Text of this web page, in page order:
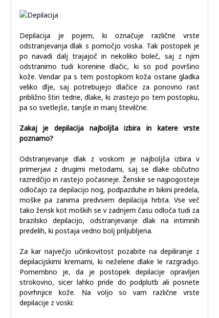
Depilacija je pojem, ki označuje različne vrste
odstranjevanja dlak s pomočjo voska. Tak postopek je
po navadi dalj trajajoč in nekoliko boleč, saj z njim
odstranimo tudi korenine dlačic, ki so pod površino
kože. Vendar pa s tem postopkom koža ostane gladka
veliko dlje, saj potrebujejo dlačice za ponovno rast
približno štiri tedne, dlake, ki zrastejo po tem postopku,
pa so svetlejše, tanjše in manj številčne.
Zakaj je depilacija najboljša izbira in katere vrste
poznamo?
Odstranjevanje dlak z voskom je najboljša izbira v
primerjavi z drugimi metodami, saj se dlake občutno
razredčijo in rastejo počasneje. Ženske se najpogosteje
odločajo za depilacijo nog, podpazduhe in bikini predela,
moške pa zanima predvsem depilacija hrbta. Vse več
tako žensk kot moških se v zadnjem času odloča tudi za
brazilsko depilacijo, odstranjevanje dlak na intimnih
predelih, ki postaja vedno bolj priljubljena.
Za kar največjo učinkovitost pozabite na depiliranje z
depilacijskimi kremami, ki neželene dlake le razgradijo.
Pomembno je, da je postopek depilacije opravljen
strokovno, sicer lahko pride do podplutb ali posnete
povrhnjice kože. Na voljo so vam različne vrste
depilacije z voski: